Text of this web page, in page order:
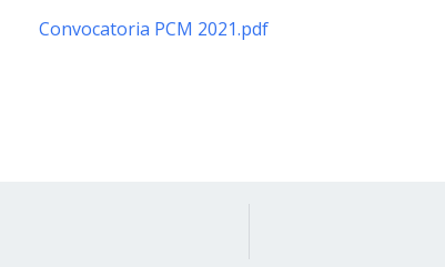
Convocatoria PCM 2021.pdf